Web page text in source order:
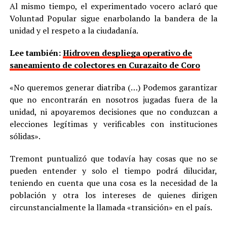
Al mismo tiempo, el experimentado vocero aclaró que
Voluntad Popular sigue enarbolando la bandera de la
unidad y el respeto a la ciudadanía.
Lee también:Hidroven despliega operativo de
saneamiento de colectores en Curazaito de Coro
«No queremos generar diatriba (…) Podemos garantizar
que no encontrarán en nosotros jugadas fuera de la
unidad, ni apoyaremos decisiones que no conduzcan a
elecciones legítimas y verificables con instituciones
sólidas».
Tremont puntualizó que todavía hay cosas que no se
pueden entender y solo el tiempo podrá dilucidar,
teniendo en cuenta que una cosa es la necesidad de la
población y otra los intereses de quienes dirigen
circunstancialmente la llamada «transición» en el país.